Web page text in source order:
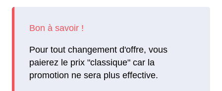
Pour tout changement d'offre, vous
paierez le prix "classique" car la
promotion ne sera plus effective.